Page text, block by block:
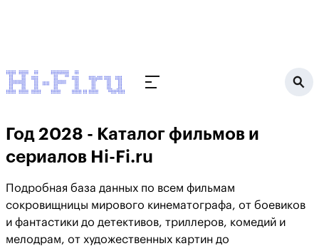
Год 2028 - Каталог фильмов и
сериалов Hi-Fi.ru
Подробная база данных по всем фильмам
сокровищницы мирового кинематографа, от боевиков
и фантастики до детективов, триллеров, комедий и
мелодрам, от художественных картин до